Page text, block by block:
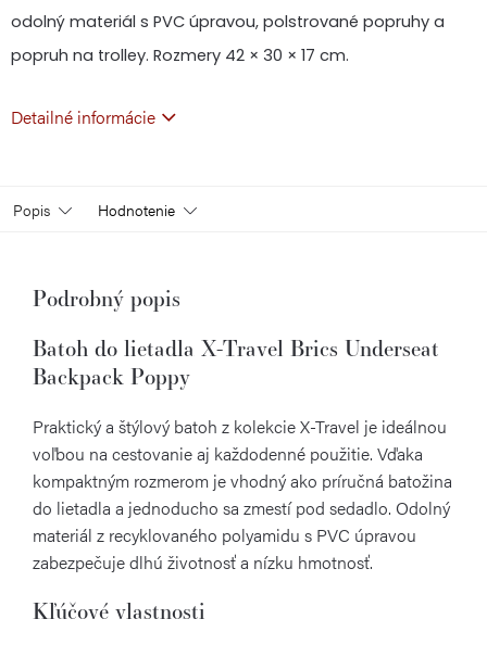
odolný materiál s PVC úpravou, polstrované popruhy a
popruh na trolley. Rozmery 42 × 30 × 17 cm.
Detailné informácie
Popis Hodnotenie
Podrobný popis
Batoh do lietadla X-Travel Brics Underseat
Backpack Poppy
Praktický a štýlový batoh z kolekcie X-Travel je ideálnou
voľbou na cestovanie aj každodenné použitie. Vďaka
kompaktným rozmerom je vhodný ako príručná batožina
do lietadla a jednoducho sa zmestí pod sedadlo. Odolný
materiál z recyklovaného polyamidu s PVC úpravou
zabezpečuje dlhú životnosť a nízku hmotnosť.
Kľúčové vlastnosti